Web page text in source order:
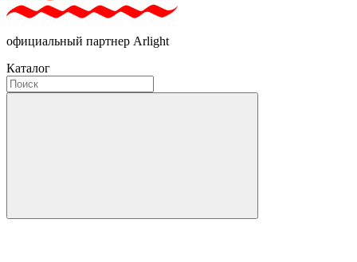
официальный партнер Arlight
Каталог